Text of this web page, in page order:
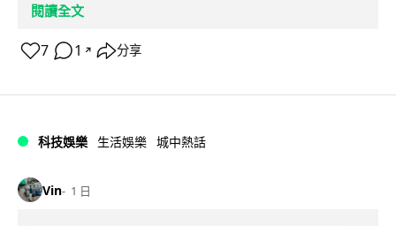
閱讀全文
7 1 ↗ 分享
科技娛樂 生活娛樂 城中熱話
Vin 1 日